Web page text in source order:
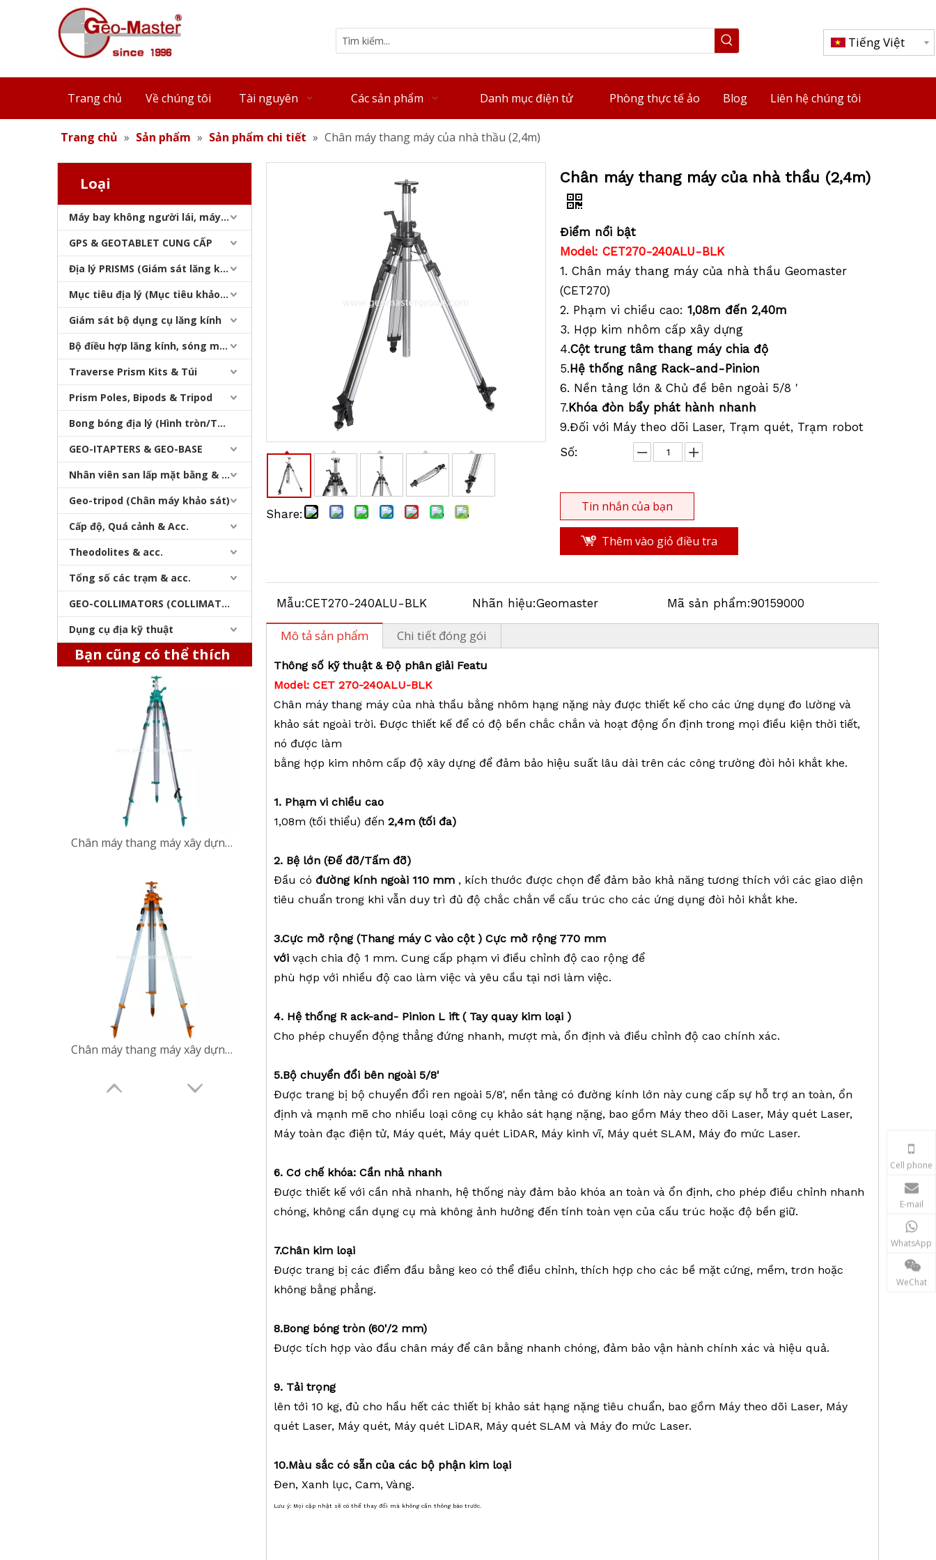
Tiếng Việt
Trang chủ Về chúng tôi Tài nguyên Các sản phẩm Danh mục điện tử Phòng thực tế ảo Blog Liên hệ chúng tôi
Trang chủ » Sản phẩm » Sản phẩm chi tiết » Chân máy thang máy của nhà thầu (2,4m)
Loại
Máy bay không người lái, máy quét laser, máy theo dõi laser & slam
GPS & GEOTABLET CUNG CẤP
Địa lý PRISMS (Giám sát lăng kính)
Mục tiêu địa lý (Mục tiêu khảo sát)
Giám sát bộ dụng cụ lăng kính
Bộ điều hợp lăng kính, sóng mang & bộ nhớ
Traverse Prism Kits & Túi
Prism Poles, Bipods & Tripod
Bong bóng địa lý (Hình tròn/Tấm/Thanh)
GEO-ITAPTERS & GEO-BASE
Nhân viên san lấp mặt bằng & Bipod
Geo-tripod (Chân máy khảo sát)
Cấp độ, Quá cảnh & Acc.
Theodolites & acc.
Tổng số các trạm & acc.
GEO-COLLIMATORS (COLLIMATORS khảo sát)
Dụng cụ địa kỹ thuật
Bạn cũng có thể thích
Chân máy thang máy GPS (2,1m)
Chân máy thang máy xây dựng (2,9m)
Chân máy thang máy xây dựng (3,9m)
Chân máy thang máy xây dựng (3,9m)
Share:
Chân máy thang máy của nhà thầu (2,4m)
Điểm nổi bật
Model: CET270-240ALU-BLK
1. Chân máy thang máy của nhà thầu Geomaster
(CET270)
2. Phạm vi chiều cao: 1,08m đến 2,40m
3. Hợp kim nhôm cấp xây dựng
4.Cột trung tâm thang máy chia độ
5.Hệ thống nâng Rack-and-Pinion
6. Nền tảng lớn & Chủ đề bên ngoài 5/8 '
7.Khóa đòn bẩy phát hành nhanh
9.Đối với Máy theo dõi Laser, Trạm quét, Trạm robot
Số:
Tin nhắn của bạn
Thêm vào giỏ điều tra
Mẫu:CET270-240ALU-BLK Nhãn hiệu:Geomaster Mã sản phẩm:90159000
Mô tả sản phẩm Chi tiết đóng gói
Thông số kỹ thuật & Độ phân giải Featu
Model: CET 270-240ALU-BLK
Chân máy thang máy của nhà thầu bằng nhôm hạng nặng này được thiết kế cho các ứng dụng đo lường và
khảo sát ngoài trời. Được thiết kế để có độ bền chắc chắn và hoạt động ổn định trong mọi điều kiện thời tiết,
nó được làm
bằng hợp kim nhôm cấp độ xây dựng để đảm bảo hiệu suất lâu dài trên các công trường đòi hỏi khắt khe.
1. Phạm vi chiều cao
1,08m (tối thiểu) đến 2,4m (tối đa)
2. Bệ lớn (Đế đỡ/Tấm đỡ)
Đầu có đường kính ngoài 110 mm , kích thước được chọn để đảm bảo khả năng tương thích với các giao diện
tiêu chuẩn trong khi vẫn duy trì đủ độ chắc chắn về cấu trúc cho các ứng dụng đòi hỏi khắt khe.
3.Cực mở rộng (Thang máy C vào cột ) Cực mở rộng 770 mm
với vạch chia độ 1 mm. Cung cấp phạm vi điều chỉnh độ cao rộng để
phù hợp với nhiều độ cao làm việc và yêu cầu tại nơi làm việc.
4. Hệ thống R ack-and- Pinion L ift ( Tay quay kim loại )
Cho phép chuyển động thẳng đứng nhanh, mượt mà, ổn định và điều chỉnh độ cao chính xác.
5.Bộ chuyển đổi bên ngoài 5/8'
Được trang bị bộ chuyển đổi ren ngoài 5/8', nền tảng có đường kính lớn này cung cấp sự hỗ trợ an toàn, ổn
định và mạnh mẽ cho nhiều loại công cụ khảo sát hạng nặng, bao gồm Máy theo dõi Laser, Máy quét Laser,
Máy toàn đạc điện tử, Máy quét, Máy quét LiDAR, Máy kinh vĩ, Máy quét SLAM, Máy đo mức Laser.
6. Cơ chế khóa: Cần nhả nhanh
Được thiết kế với cần nhả nhanh, hệ thống này đảm bảo khóa an toàn và ổn định, cho phép điều chỉnh nhanh
chóng, không cần dụng cụ mà không ảnh hưởng đến tính toàn vẹn của cấu trúc hoặc độ bền giữ.
7.Chân kim loại
Được trang bị các điểm đầu bằng keo có thể điều chỉnh, thích hợp cho các bề mặt cứng, mềm, trơn hoặc
không bằng phẳng.
8.Bong bóng tròn (60'/2 mm)
Được tích hợp vào đầu chân máy để cân bằng nhanh chóng, đảm bảo vận hành chính xác và hiệu quả.
9. Tải trọng
lên tới 10 kg, đủ cho hầu hết các thiết bị khảo sát hạng nặng tiêu chuẩn, bao gồm Máy theo dõi Laser, Máy
quét Laser, Máy quét, Máy quét LiDAR, Máy quét SLAM và Máy đo mức Laser.
10.Màu sắc có sẵn của các bộ phận kim loại
Đen, Xanh lục, Cam, Vàng.
Lưu ý: Mọi cập nhật sẽ có thể thay đổi mà không cần thông báo trước.
Cell phone
E-mail
WhatsApp
WeChat